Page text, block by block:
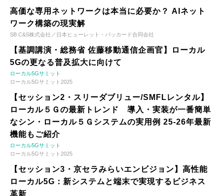
高価な専用ネットワークは本当に必要か？ AIネット
ワーク構築の現実解
SB C&S株式会社／日本ヒューレット・パッカード合同会社
【基調講演・総務省 佐藤移動通信企画官】ローカル
5Gの更なる普及拡大に向けて
ローカル5Gサミット
ローカル5Gサミット2025
【セッション2・スリーダブリュー/SMFLレンタル】
ローカル５Ｇの最新トレンド 導入・実装が一番簡単
なシン・ローカル５Ｇシステムの実用例 25-26年最新
機能もご紹介
ローカル5Gサミット
ローカル5Gサミット2025
【セッション3・京セラみらいエンビジョン】高性能
ローカル5G：新システムと端末で実現するビジネス
革新